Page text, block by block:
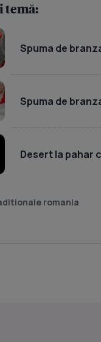
temă:
Spuma de
Spuma de
Desert la pahar
romania